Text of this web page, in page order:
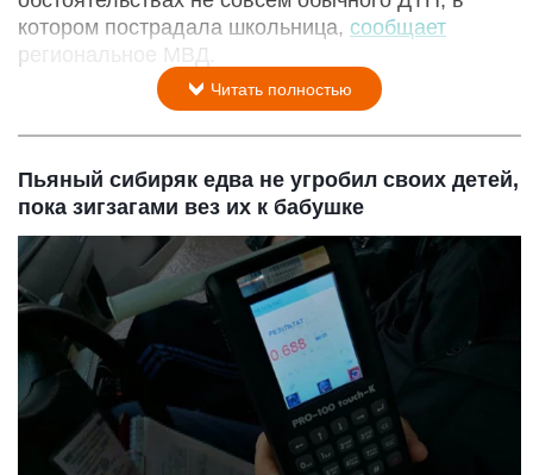
котором пострадала школьница, сообщает
региональное МВД.
Читать полностью
Пьяный сибиряк едва не угробил своих детей,
пока зигзагами вез их к бабушке